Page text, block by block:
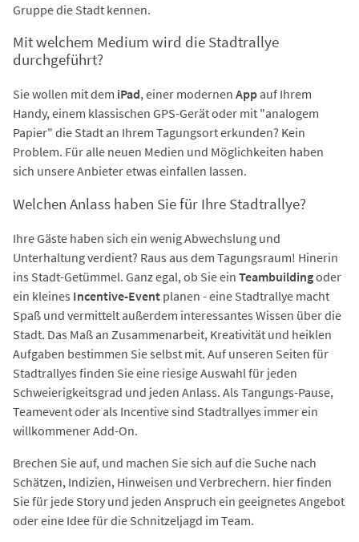
Gruppe die Stadt kennen.
Mit welchem Medium wird die Stadtrallye
durchgeführt?
Sie wollen mit dem iPad, einer modernen App auf Ihrem
Handy, einem klassischen GPS-Gerät oder mit "analogem
Papier" die Stadt an Ihrem Tagungsort erkunden? Kein
Problem. Für alle neuen Medien und Möglichkeiten haben
sich unsere Anbieter etwas einfallen lassen.
Welchen Anlass haben Sie für Ihre Stadtrallye?
Ihre Gäste haben sich ein wenig Abwechslung und
Unterhaltung verdient? Raus aus dem Tagungsraum! Hinerin
ins Stadt-Getümmel. Ganz egal, ob Sie ein Teambuildingoder
ein kleines Incentive-Event planen - eine Stadtrallye macht
Spaß und vermittelt außerdem interessantes Wissen über die
Stadt. Das Maß an Zusammenarbeit, Kreativität und heiklen
Aufgaben bestimmen Sie selbst mit. Auf unseren Seiten für
Stadtrallyes finden Sie eine riesige Auswahl für jeden
Schweierigkeitsgrad und jeden Anlass. Als Tangungs-Pause,
Teamevent oder als Incentive sind Stadtrallyes immer ein
willkommener Add-On.
Brechen Sie auf, und machen Sie sich auf die Suche nach
Schätzen, Indizien, Hinweisen und Verbrechern. hier finden
Sie für jede Story und jeden Anspruch ein geeignetes Angebot
oder eine Idee für die Schnitzeljagd im Team.